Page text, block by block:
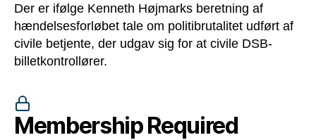
Der er ifølge Kenneth Højmarks beretning af
hændelsesforløbet tale om politibrutalitet udført af
civile betjente, der udgav sig for at civile DSB-
billetkontrollører.
Membership Required